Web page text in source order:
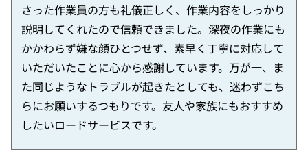
さった作業員の方も礼儀正しく、作業内容をしっかり
説明してくれたので信頼できました。深夜の作業にも
かかわらず嫌な顔ひとつせず、素早く丁寧に対応して
いただいたことに心から感謝しています。万が一、ま
た同じようなトラブルが起きたとしても、迷わずこち
らにお願いするつもりです。友人や家族にもおすすめ
したいロードサービスです。